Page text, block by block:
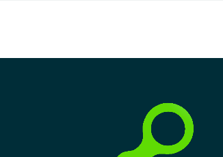
LA SCOPERTA DI UN TORRENTE E' LA
UN MONDO NASCOSTO.
leggi sotto, le caratteristiche di